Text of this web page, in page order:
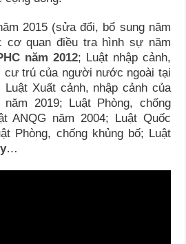
2015 (sửa đổi, bổ sung năm
cơ quan điều tra hình sự năm
năm 2012; Luật nhập cảnh,
cư trú của người nước ngoài tại
Luật Xuất cảnh, nhập cảnh của
2019; Luật Phòng, chống
ANQG năm 2004; Luật Quốc
Phòng, chống khủng bố; Luật
…